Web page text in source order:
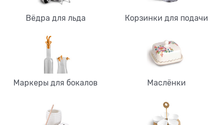
Вёдра для льда Корзинки для подачи
Маркеры для бокалов Маслёнки